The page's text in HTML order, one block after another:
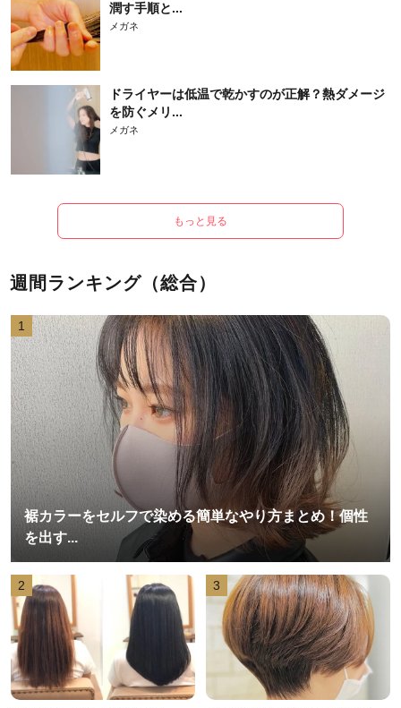
潤す手順と...
メガネ
ドライヤーは低温で乾かすのが正解？熱ダメージ
を防ぐメリ...
メガネ
もっと見る
週間ランキング（総合）
1
裾カラーをセルフで染める簡単なやり方まとめ！個性
を出す...
2 3